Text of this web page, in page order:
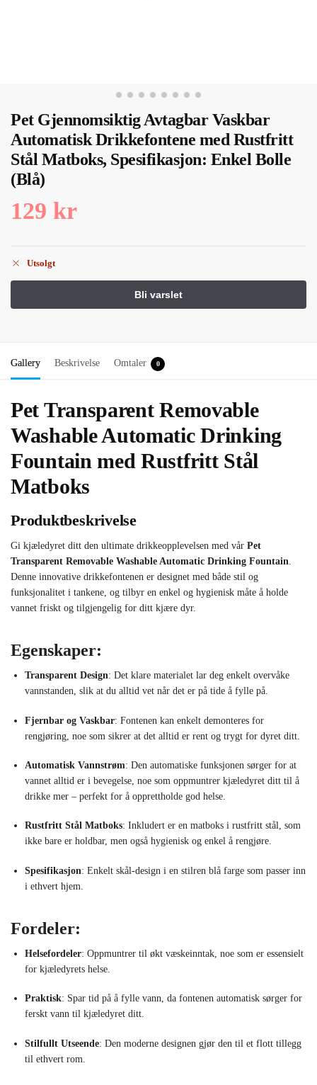
Pet Gjennomsiktig Avtagbar Vaskbar
Automatisk Drikkefontene med Rustfritt
Stål Matboks, Spesifikasjon: Enkel Bolle
(Blå)
129 kr
Utsolgt
Gallery Beskrivelse Omtaler 0
Pet Transparent Removable
Washable Automatic Drinking
Fountain med Rustfritt Stål
Matboks
Produktbeskrivelse
Gi kjæledyret ditt den ultimate drikkeopplevelsen med vår Pet
Transparent Removable Washable Automatic Drinking Fountain.
Denne innovative drikkefontenen er designet med både stil og
funksjonalitet i tankene, og tilbyr en enkel og hygienisk måte å holde
vannet friskt og tilgjengelig for ditt kjære dyr.
Egenskaper:
Transparent Design: Det klare materialet lar deg enkelt overvåke
vannstanden, slik at du alltid vet når det er på tide å fylle på.
Fjernbar og Vaskbar: Fontenen kan enkelt demonteres for
rengjøring, noe som sikrer at det alltid er rent og trygt for dyret ditt.
Automatisk Vannstrøm: Den automatiske funksjonen sørger for at
vannet alltid er i bevegelse, noe som oppmuntrer kjæledyret ditt til å
drikke mer – perfekt for å opprettholde god helse.
Rustfritt Stål Matboks: Inkludert er en matboks i rustfritt stål, som
ikke bare er holdbar, men også hygienisk og enkel å rengjøre.
Spesifikasjon: Enkelt skål-design i en stilren blå farge som passer inn
i ethvert hjem.
Fordeler:
Helsefordeler: Oppmuntrer til økt væskeinntak, noe som er essensielt
for kjæledyrets helse.
Praktisk: Spar tid på å fylle vann, da fontenen automatisk sørger for
ferskt vann til kjæledyret ditt.
Stilfullt Utseende: Den moderne designen gjør den til et flott tillegg
til ethvert rom.